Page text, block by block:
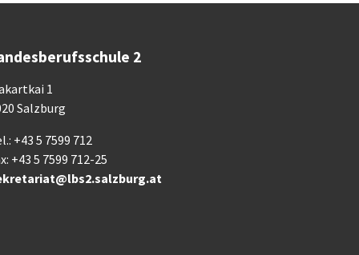
2
1
Salzburg
+43 5 7599 712
+43 5 7599 712-25